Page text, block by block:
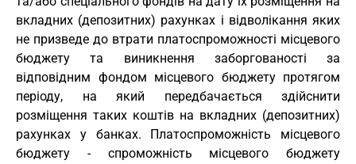
вкладних (депозитних) рахунках і відволікання яких
не призведе до втрати платоспроможності місцевого
бюджету та виникнення заборгованості за
відповідним фондом місцевого бюджету протягом
періоду, на який передбачається здійснити
розміщення таких коштів на вкладних (депозитних)
рахунках у банках. Платоспроможність місцевого
бюджету - спроможність місцевого бюджету